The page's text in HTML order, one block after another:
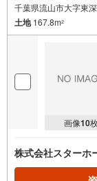
千葉県流山市大字東
土地167.8m2
画像10
株式会社スターホ